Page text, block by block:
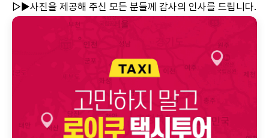
▷▶사진을 제공해 주신 모든 분들께 감사의 인사를 드립니다.